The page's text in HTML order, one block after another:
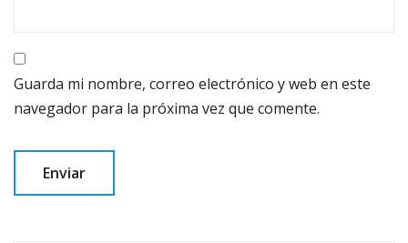
Guarda mi nombre, correo electrónico y web en este
navegador para la próxima vez que comente.